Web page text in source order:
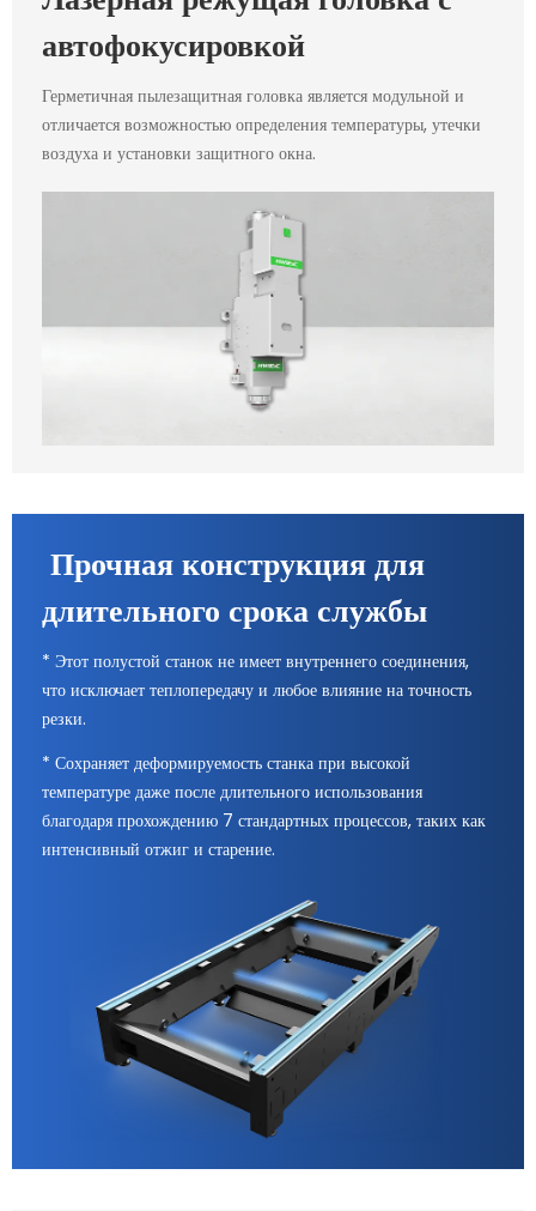
автофокусировкой
Герметичная пылезащитная головка является модульной и
отличается возможностью определения температуры, утечки
воздуха и установки защитного окна.
Прочная конструкция для
длительного срока службы
* Этот полустой станок не имеет внутреннего соединения,
что исключает теплопередачу и любое влияние на точность
резки.
* Сохраняет деформируемость станка при высокой
температуре даже после длительного использования
благодаря прохождению 7 стандартных процессов, таких как
интенсивный отжиг и старение.